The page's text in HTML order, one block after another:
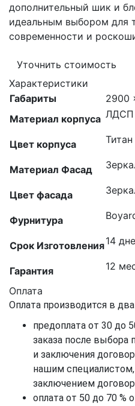
дополнительный шик и
идеальным выбором для
современности и
Уточнить стоимость
Характеристики
Габариты
2900
Материал корпуса ЛДСП
Цвет корпуса Титан
Материал Фасад
Цвет фасада
Фурнитура
Срок Изготовления14
Гарантия 12
Оплата
Оплата производится в два
предоплата от 30 до
заказа после выбора
и заключения
нашим
заключением
оплата от 50 до 70 %